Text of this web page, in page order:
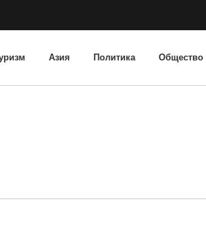
Азия Политика Общество